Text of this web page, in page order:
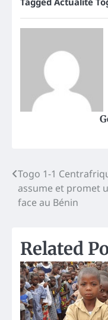
Post
navigation
Togo 1-1
assume et promet
face au Bénin
Related